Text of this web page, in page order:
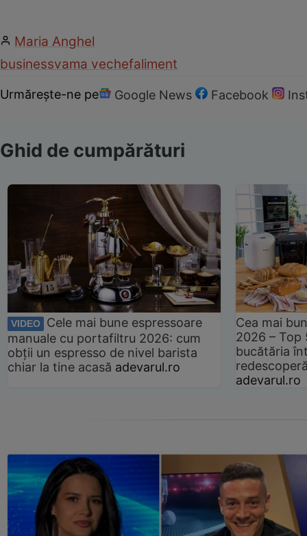
Maria Anghel
businessvama vechefaliment
Urmărește-ne pe Google News Facebook
Ghid de cumpărături
VIDEO
Cele mai bune espressoare
manuale cu portafiltru 2026: cum
obții un espresso de nivel barista
chiar la tine acasă adevarul.ro
Cea mai
2026 –
bucătăria
adevarul.ro